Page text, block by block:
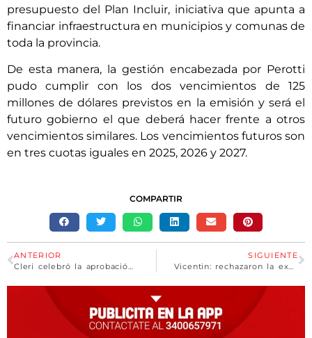
presupuesto del Plan Incluir, iniciativa que apunta a
financiar infraestructura en municipios y comunas de
toda la provincia.
De esta manera, la gestión encabezada por Perotti
pudo cumplir con los dos vencimientos de 125
millones de dólares previstos en la emisión y será el
futuro gobierno el que deberá hacer frente a otros
vencimientos similares. Los vencimientos futuros son
en tres cuotas iguales en 2025, 2026 y 2027.
COMPARTIR
ANTERIOR
Cleri celebró la aprobación del Monotributo Tech: “Otro impulso para el desarrollo soberano”
SIGUIENTE
Vicentin: rechazaron la excusación de Lorenzini y deberá definir el concurso